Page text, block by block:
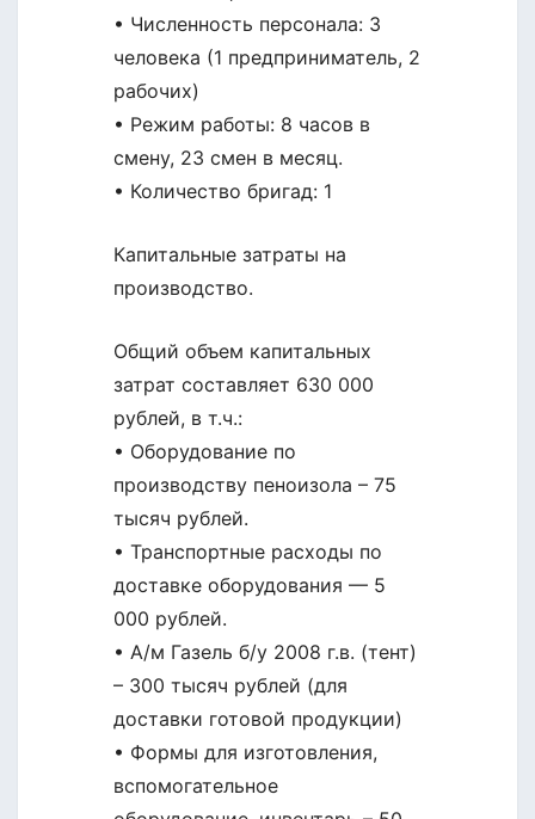
• Численность персонала: 3
человека (1 предприниматель, 2
рабочих)
• Режим работы: 8 часов в
смену, 23 смен в месяц.
• Количество бригад: 1
Капитальные затраты на
производство.
Общий объем капитальных
затрат составляет 630 000
рублей, в т.ч.:
• Оборудование по
производству пеноизола – 75
тысяч рублей.
• Транспортные расходы по
доставке оборудования — 5
000 рублей.
• А/м Газель б/у 2008 г.в. (тент)
– 300 тысяч рублей (для
доставки готовой продукции)
• Формы для изготовления,
вспомогательное